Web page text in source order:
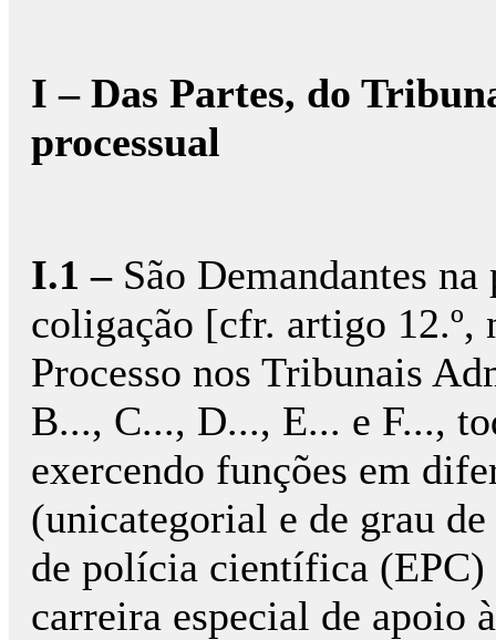
I – Das Partes, do
processual
I.1 –São Demandantes na
coligação [cfr. artigo 12.º,
Processo nos Tribunais
B..., C..., D..., E... e F...,
exercendo funções em
(unicategorial e de grau
de polícia científica
carreira especial de apoio